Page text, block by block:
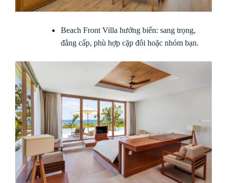
Beach Front Villa hướng biển: sang trọng,
đẳng cấp, phù hợp cặp đôi hoặc nhóm bạn.